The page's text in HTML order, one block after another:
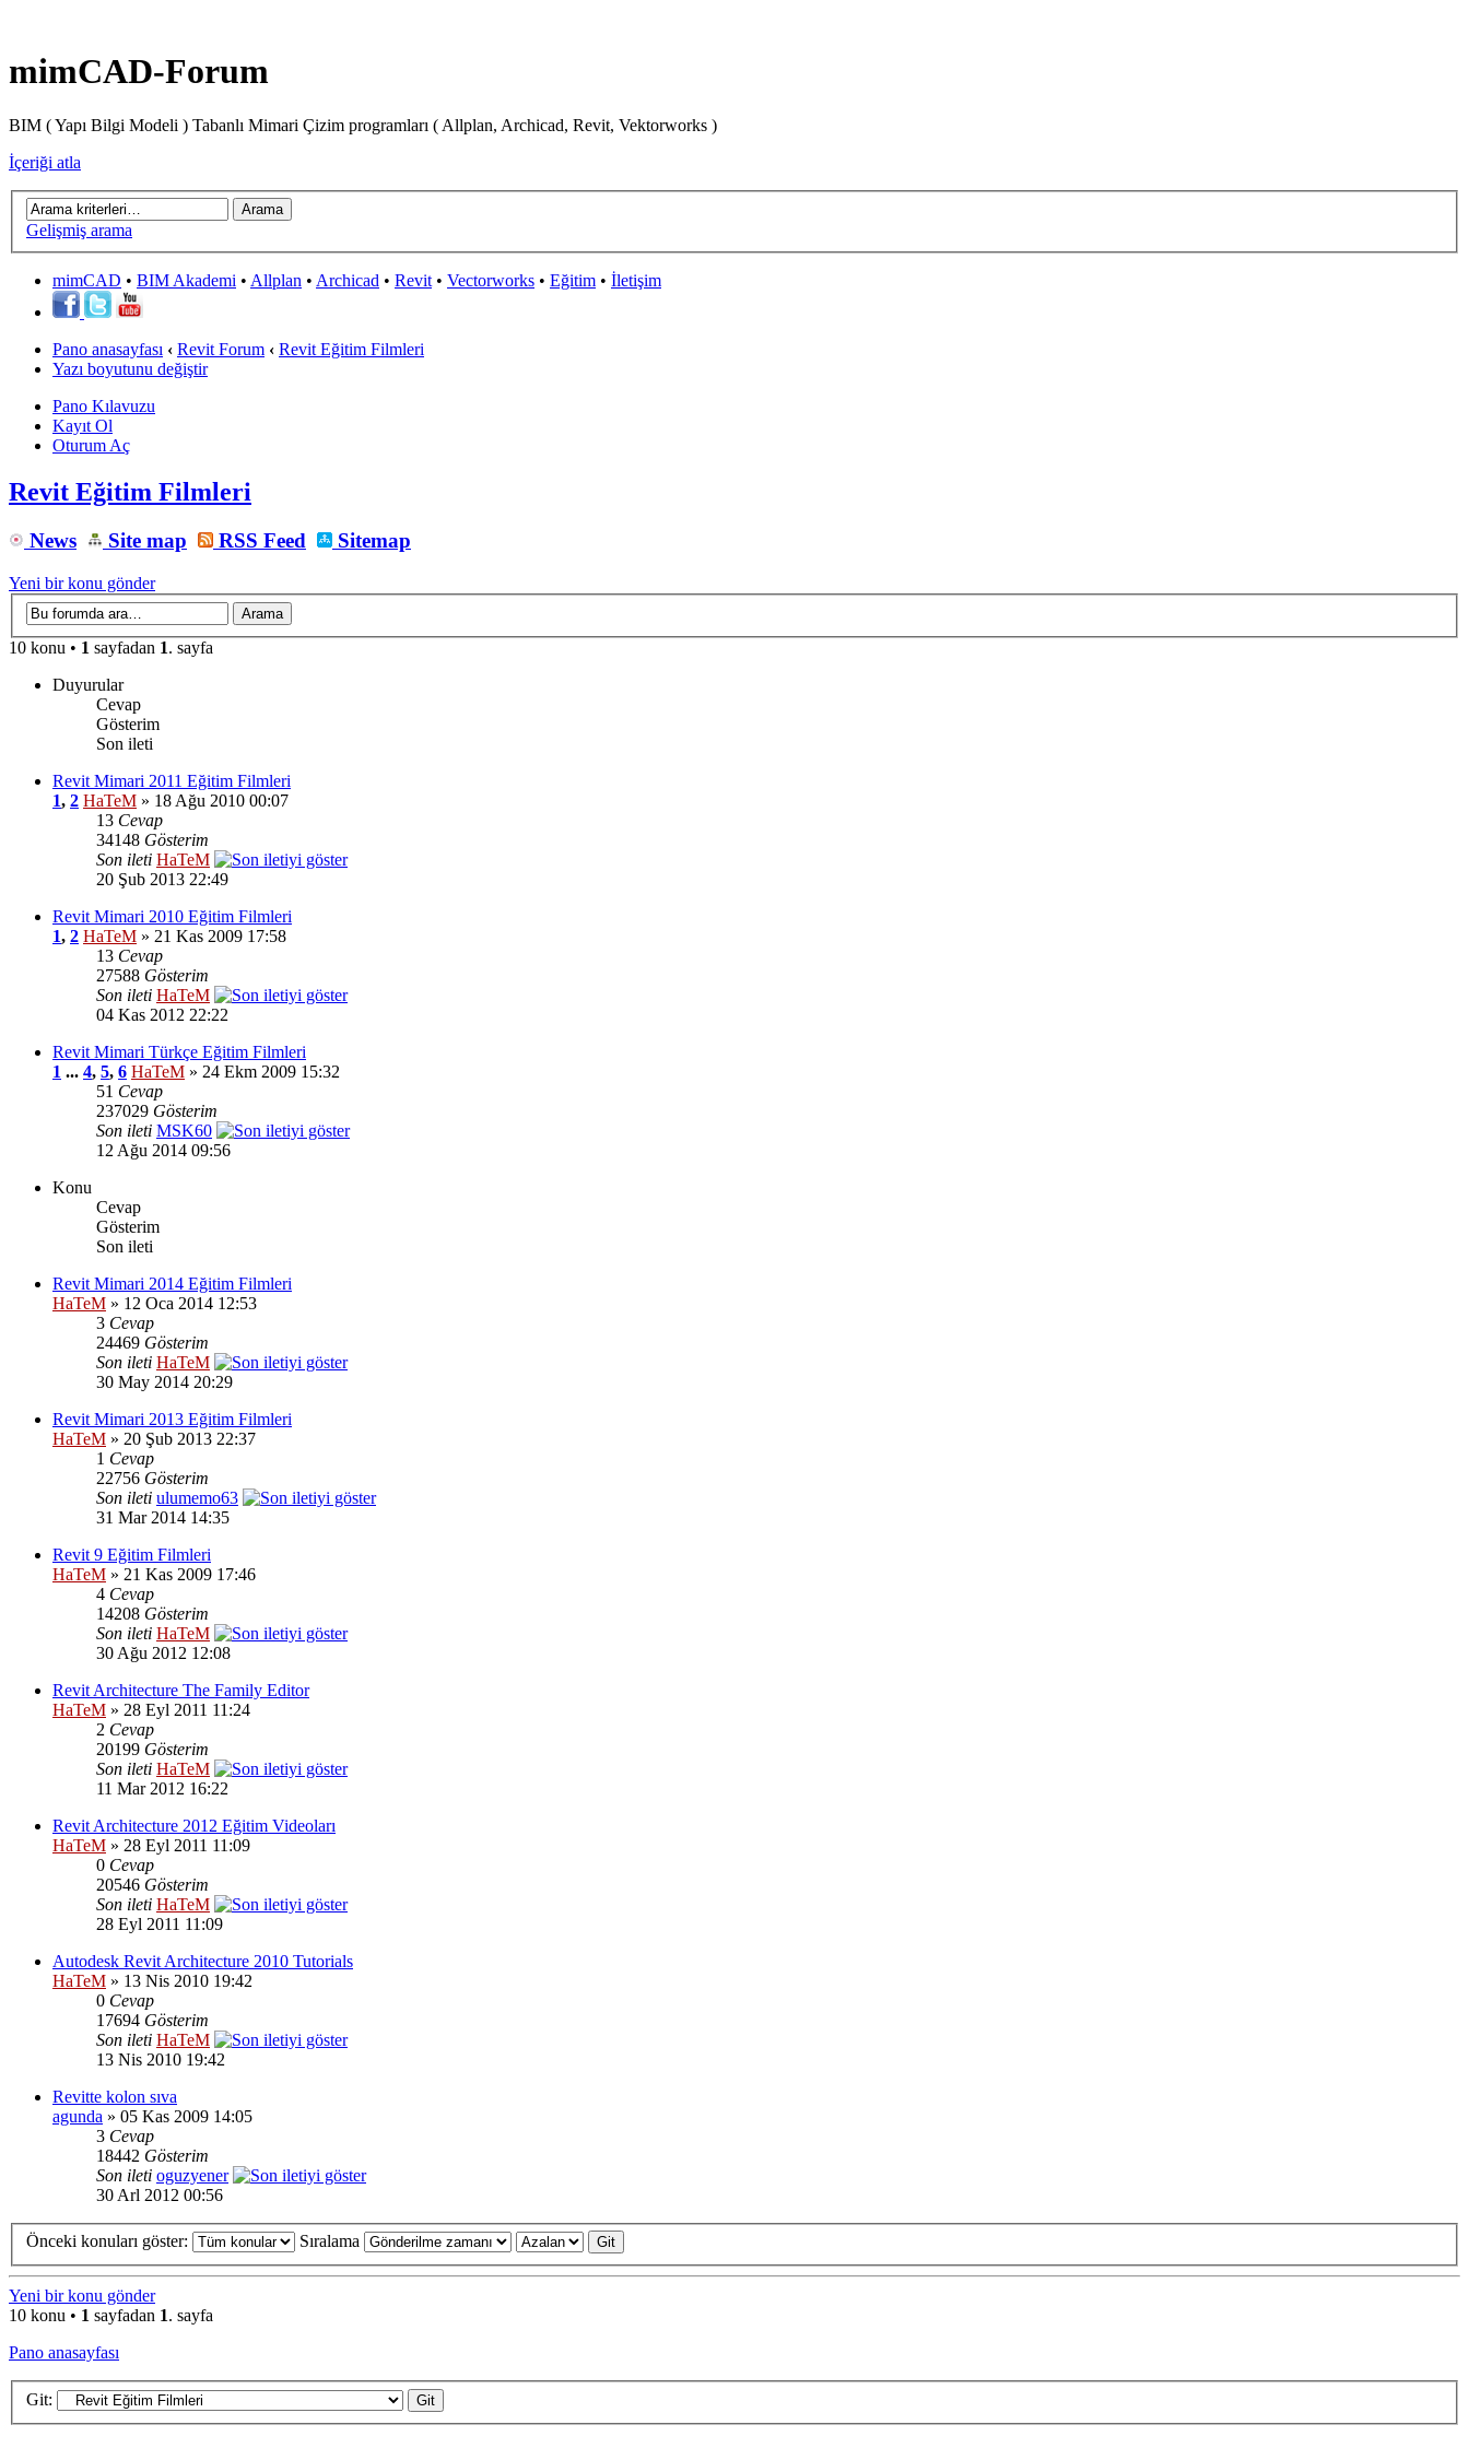
mimCAD-Forum
BIM ( Yapı Bilgi Modeli ) Tabanlı Mimari Çizim programları ( Allplan, Archicad, Revit, Vektorworks )
İçeriği atla
Gelişmiş arama
mimCAD • BIM Akademi • Allplan • Archicad • Revit• Vectorworks • Eğitim • İletişim
Pano anasayfası ‹ Revit Forum ‹ Revit Eğitim Filmleri
Yazı boyutunu değiştir
Pano Kılavuzu
Kayıt Ol
Oturum Aç
Revit Eğitim Filmleri
News Site map RSS Feed Sitemap
Yeni bir konu gönder
10 konu • 1 sayfadan 1. sayfa
Duyurular
Cevap
Gösterim
Son ileti
Revit Mimari 2011 Eğitim Filmleri
1, 2 HaTeM » 18 Ağu 2010 00:07
13 Cevap
34148 Gösterim
Son ileti HaTeM
20 Şub 2013 22:49
Revit Mimari 2010 Eğitim Filmleri
1, 2 HaTeM » 21 Kas 2009 17:58
13 Cevap
27588 Gösterim
Son ileti HaTeM
04 Kas 2012 22:22
Revit Mimari Türkçe Eğitim Filmleri
1 ... 4, 5, 6 HaTeM » 24 Ekm 2009 15:32
51 Cevap
237029 Gösterim
Son ileti MSK60
12 Ağu 2014 09:56
Konu
Cevap
Gösterim
Son ileti
Revit Mimari 2014 Eğitim Filmleri
HaTeM » 12 Oca 2014 12:53
3 Cevap
24469 Gösterim
Son ileti HaTeM
30 May 2014 20:29
Revit Mimari 2013 Eğitim Filmleri
HaTeM » 20 Şub 2013 22:37
1 Cevap
22756 Gösterim
Son ileti ulumemo63
31 Mar 2014 14:35
Revit 9 Eğitim Filmleri
HaTeM » 21 Kas 2009 17:46
4 Cevap
14208 Gösterim
Son ileti HaTeM
30 Ağu 2012 12:08
Revit Architecture The Family Editor
HaTeM » 28 Eyl 2011 11:24
2 Cevap
20199 Gösterim
Son ileti HaTeM
11 Mar 2012 16:22
Revit Architecture 2012 Eğitim Videoları
HaTeM » 28 Eyl 2011 11:09
0 Cevap
20546 Gösterim
Son ileti HaTeM
28 Eyl 2011 11:09
Autodesk Revit Architecture 2010 Tutorials
HaTeM » 13 Nis 2010 19:42
0 Cevap
17694 Gösterim
Son ileti HaTeM
13 Nis 2010 19:42
Revitte kolon sıva
agunda » 05 Kas 2009 14:05
3 Cevap
18442 Gösterim
Son ileti oguzyener
30 Arl 2012 00:56
Önceki konuları göster: Sıralama
Yeni bir konu gönder
10 konu • 1 sayfadan 1. sayfa
Pano anasayfası
Git: